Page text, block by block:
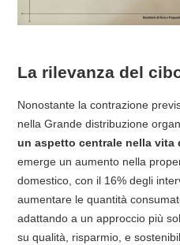
La rilevanza del
Nonostante la contrazione
nella Grande distribuzione
un aspetto centrale nella vita
emerge un aumento nella
domestico, con il 16% degli
aumentare le quantità
adattando a un approccio più
su qualità, risparmio, e